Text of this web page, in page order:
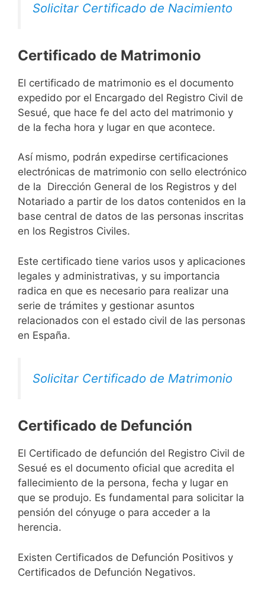
Solicitar Certificado de Nacimiento
Certificado de Matrimonio
El certificado de matrimonio es el documento
expedido por el Encargado del Registro Civil de
Sesué, que hace fe del acto del matrimonio y
de la fecha hora y lugar en que acontece.
Así mismo, podrán expedirse certificaciones
electrónicas de matrimonio con sello electrónico
de la Dirección General de los Registros y del
Notariado a partir de los datos contenidos en la
base central de datos de las personas inscritas
en los Registros Civiles.
Este certificado tiene varios usos y aplicaciones
legales y administrativas, y su importancia
radica en que es necesario para realizar una
serie de trámites y gestionar asuntos
relacionados con el estado civil de las personas
en España.
Solicitar Certificado de Matrimonio
Certificado de Defunción
El Certificado de defunción del Registro Civil de
Sesué es el documento oficial que acredita el
fallecimiento de la persona, fecha y lugar en
que se produjo. Es fundamental para solicitar la
pensión del cónyuge o para acceder a la
herencia.
Existen Certificados de Defunción Positivos y
Certificados de Defunción Negativos.